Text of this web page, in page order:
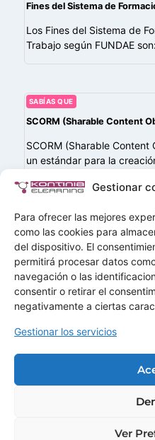
Gestionar
Para ofrecer las mejores
como las cookies para
del dispositivo. El
permitirá procesar datos
navegación o las
consentir o retirar el
negativamente a ciertas
Gestionar los servicios
Ver
Fines del Sistema de
Los Fines del Sistema de
Trabajo según FUNDAE son:
SABÍAS QUE
SCORM (Sharable Content
SCORM (Sharable
un estándar para la
interoperabilidad entre los